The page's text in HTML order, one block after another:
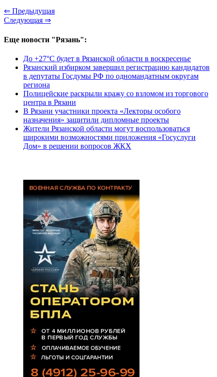
⇐ Предыдущая
Следующая ⇒
Еще новости "Рязань":
До +27°С будет в Рязанской области в воскресенье
Рязанский избирком завершил регистрацию кандидатов
в депутаты Госдумы РФ по одномандатным округам
региона
Полицейские раскрыли кражу со взломом из торгового
центра в Рязани
В Рязани участники проекта «Лекторы особого
назначения» защитили дипломные проекты
Жители Рязанской области могут воспользоваться
широкими возможностями приложения «Госуслуги
Дом» в решении вопросов ЖКХ